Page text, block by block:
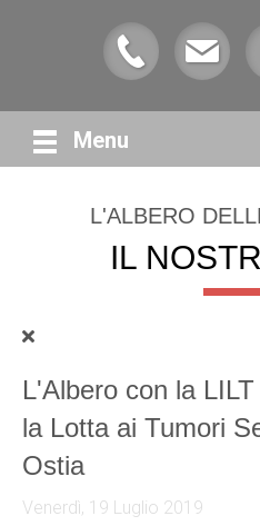
Menu
L'ALBERO
IL
L'Albero con la
la Lotta ai Tumori
Ostia
Venerdì, 19 Luglio 2019